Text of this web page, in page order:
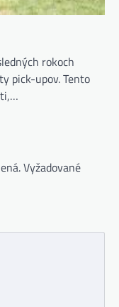
rokoch
pick-upov. Tento
Vyžadované